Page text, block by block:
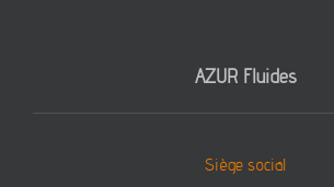
AZUR Fluides
Siège social